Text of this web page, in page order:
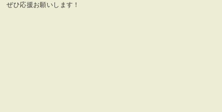
ぜひ応援お願いします！